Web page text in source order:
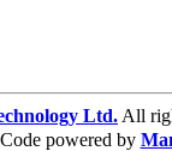
Ltd. All
Code powered by